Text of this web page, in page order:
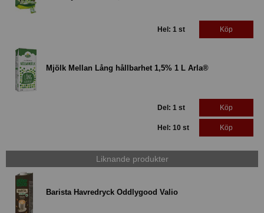
Hel: 1 st Köp
Mjölk Mellan Lång hållbarhet 1,5% 1 L Arla®
Del: 1 st Köp
Hel: 10 st Köp
Liknande produkter
Barista Havredryck Oddlygood Valio